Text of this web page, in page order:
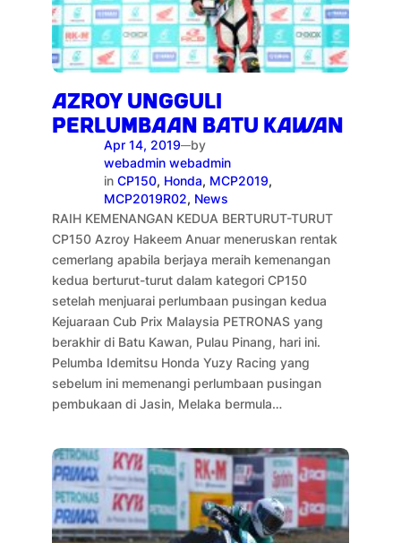
AZROY UNGGULI
PERLUMBAAN BATU KAWAN
Apr 14, 2019—by
webadmin webadmin
inCP150, Honda, MCP2019
MCP2019R02, News
RAIH KEMENANGAN KEDUA BERTURUT-TURUT
CP150 Azroy Hakeem Anuar meneruskan rentak
cemerlang apabila berjaya meraih kemenangan
kedua berturut-turut dalam kategori CP150
setelah menjuarai perlumbaan pusingan kedua
Kejuaraan Cub Prix Malaysia PETRONAS yang
berakhir di Batu Kawan, Pulau Pinang, hari ini.
Pelumba Idemitsu Honda Yuzy Racing yang
sebelum ini memenangi perlumbaan pusingan
pembukaan di Jasin, Melaka bermula…